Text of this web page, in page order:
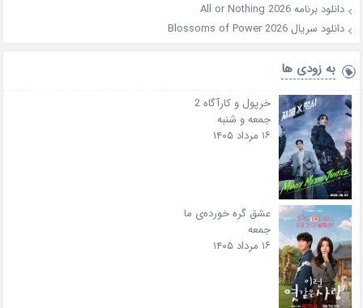
دانلود برنامه All or Nothing 2026
دانلود سریال Blossoms of Power 2026
به زودی ها
خرپول و کارآگاه 2
جمعه و شنبه
۱۶ مرداد ۱۴۰۵
عشق گره خورده‌ی ما
جمعه
۱۶ مرداد ۱۴۰۵